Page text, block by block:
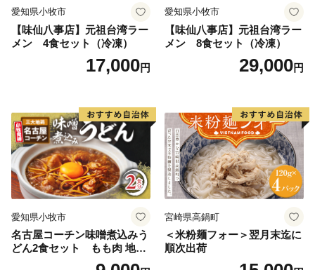
愛知県小牧市
【味仙八事店】元祖台湾ラー
メン 4食セット（冷凍）
17,000円
愛知県小牧市
【味仙八事店】元祖台湾ラー
メン 8食セット（冷凍）
29,000円
愛知県小牧市
名古屋コーチン味噌煮込みう
どん2食セット もも肉 地鶏
宮崎県高鍋町
＜米粉麺フォー＞翌月末迄に
順次出荷